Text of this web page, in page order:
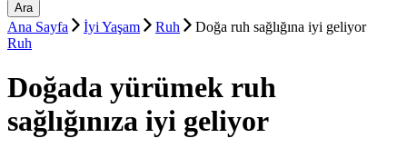
Ara
Ana Sayfa İyi Yaşam Ruh
Doğa ruh sağlığına iyi geliyor
Ruh
Doğada yürümek ruh
sağlığınıza iyi geliyor